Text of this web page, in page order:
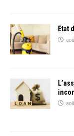
État